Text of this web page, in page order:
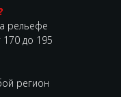
рельефе
до 195
регион